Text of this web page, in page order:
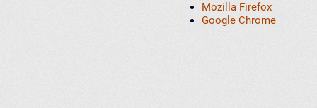
Mozilla Firefox
Google Chrome